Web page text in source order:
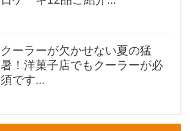
クーラーが欠かせない夏の猛
暑！洋菓子店でもクーラーが必
須です...